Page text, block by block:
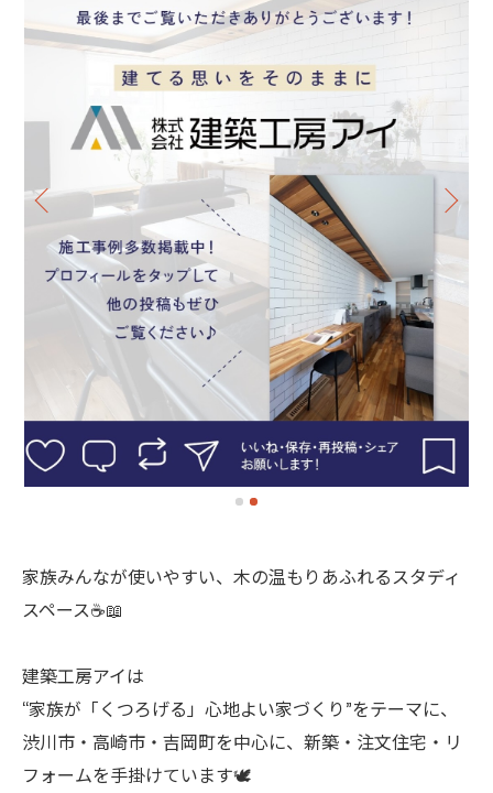
家族みんなが使いやすい、木の温もりあふれるスタディ
スペース☕️📖
建築工房アイは
“家族が「くつろげる」心地よい家づくり”をテーマに、
渋川市・高崎市・吉岡町を中心に、新築・注文住宅・リ
フォームを手掛けています🕊️